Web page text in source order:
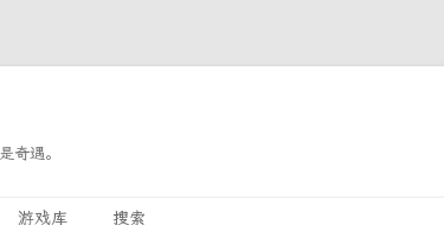
奇遇。
游戏库 搜索